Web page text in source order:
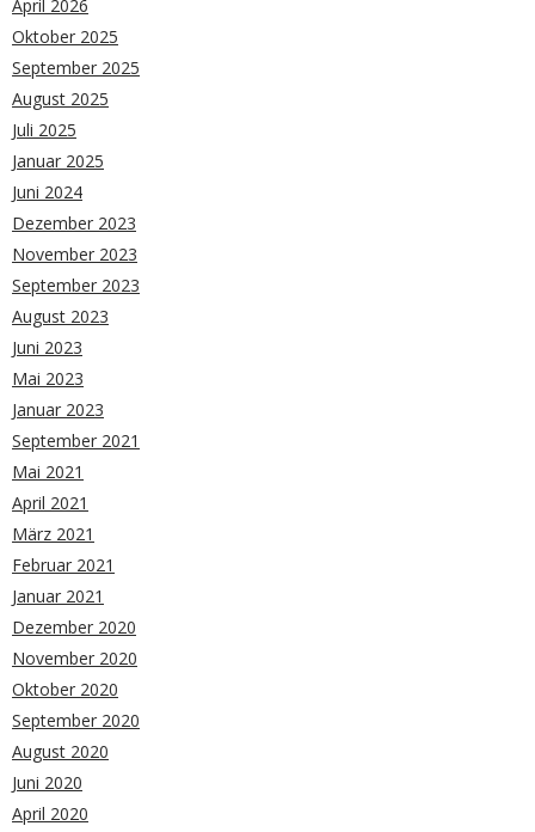
April 2026
Oktober 2025
September 2025
August 2025
Juli 2025
Januar 2025
Juni 2024
Dezember 2023
November 2023
September 2023
August 2023
Juni 2023
Mai 2023
Januar 2023
September 2021
Mai 2021
April 2021
März 2021
Februar 2021
Januar 2021
Dezember 2020
November 2020
Oktober 2020
September 2020
August 2020
Juni 2020
April 2020